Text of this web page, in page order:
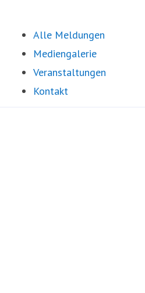
Alle Meldungen
Mediengalerie
Veranstaltungen
Kontakt